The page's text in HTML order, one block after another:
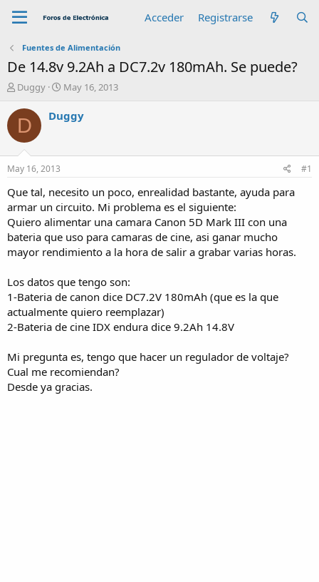
Acceder Registrarse
Fuentes de Alimentación
De 14.8v 9.2Ah a DC7.2v 180mAh. Se puede?
A
t
r
Duggy
F
c
h
n
c
i
o
May 16, 2013
D Duggy
May 16, 2013 #1
Que tal, necesito un poco, enrealidad bastante, ayuda para
armar un circuito. Mi problema es el siguiente:
Quiero alimentar una camara Canon 5D Mark III con una
bateria que uso para camaras de cine, asi ganar mucho
mayor rendimiento a la hora de salir a grabar varias horas.
Los datos que tengo son:
1-Bateria de canon dice DC7.2V 180mAh (que es la que
actualmente quiero reemplazar)
2-Bateria de cine IDX endura dice 9.2Ah 14.8V
Mi pregunta es, tengo que hacer un regulador de voltaje?
Cual me recomiendan?
Desde ya gracias.